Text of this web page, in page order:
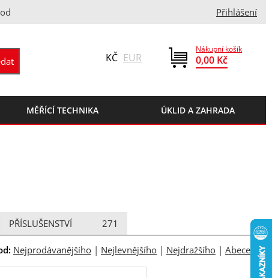
Přihlášení
Nákupní košík
0,00 Kč
KČ EUR
MĚŘÍCÍ TECHNIKA ÚKLID A ZAHRADA
271
PŘÍSLUŠENSTVÍ
Nejprodávanějšího | Nejlevnějšího | Nejdražšího | Abecedně